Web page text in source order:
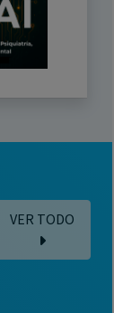
VER TODO